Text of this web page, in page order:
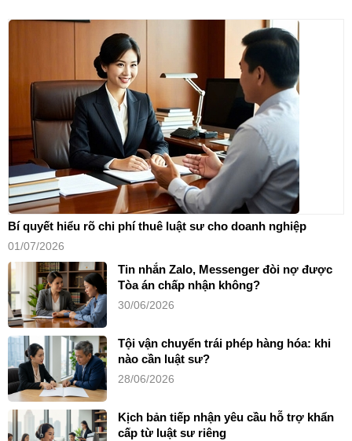
Bí quyết hiểu rõ chi phí thuê luật sư cho doanh nghiệp
01/07/2026
Tin nhắn Zalo, Messenger đòi nợ được
Tòa án chấp nhận không?
30/06/2026
Tội vận chuyển trái phép hàng hóa: khi
nào cần luật sư?
28/06/2026
Kịch bản tiếp nhận yêu cầu hỗ trợ khẩn
cấp từ luật sư riêng